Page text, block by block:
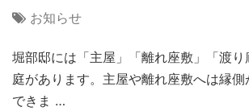
お知らせ
堀部邸には「主屋」「離れ座敷」「渡り
庭があります。主屋や離れ座敷へは縁
できま …